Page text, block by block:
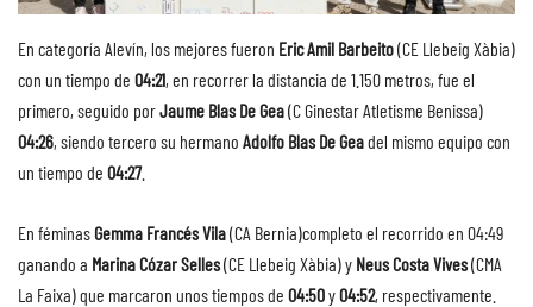
En categoría Alevín, los mejores fueron Eric Amil Barbeito(CE Llebeig Xàbia)
con un tiempo de 04:21, en recorrer la distancia de 1.150 metros, fue el
primero, seguido porJaume Blas De Gea(C Ginestar Atletisme Benissa)
04:26, siendo tercero su hermano Adolfo Blas De Geadel mismo equipo con
un tiempo de 04:27.
En féminasGemma Francés Vila(CA Bernia)completo el recorrido en 04:49
ganando a Marina Cózar Selles(CE Llebeig Xàbia) y Neus Costa Vives(CMA
La Faixa) que marcaron unos tiempos de 04:50y04:52, respectivamente.